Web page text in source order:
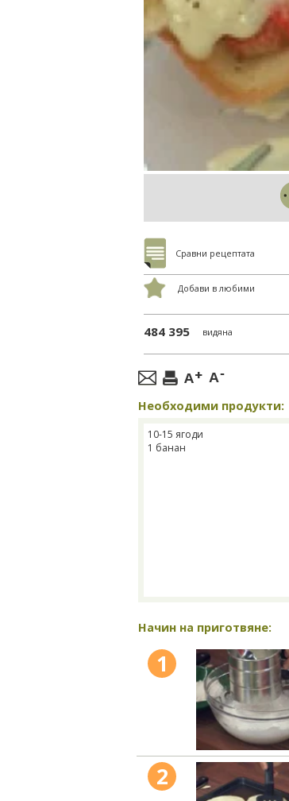
Сравни рецептата
Добави в любими
484 395 видяна
Необходими продукти:
10-15 ягоди
1 банан
Начин на приготвяне:
1
2